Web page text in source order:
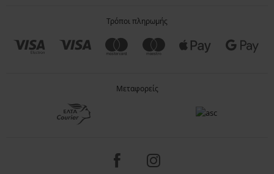
Τρόποι πληρωμής
Μεταφορείς